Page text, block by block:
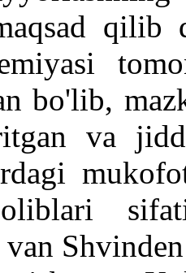
qilib
bo'lib,
va